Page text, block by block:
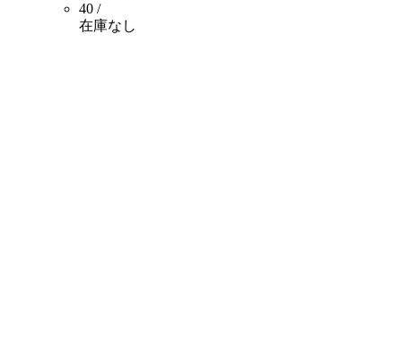
40 /
在庫なし